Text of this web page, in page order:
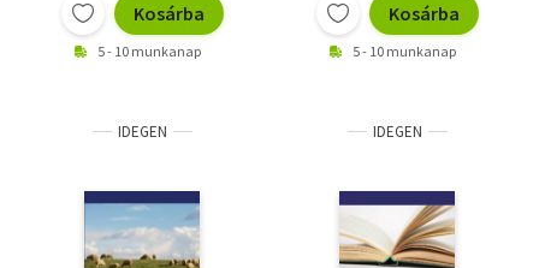
Kosárba
5 - 10 munkanap
Kosárba
5 - 10 munkanap
IDEGEN IDEGEN